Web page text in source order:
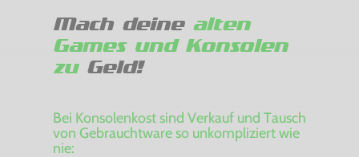
Mach deine alten
Games und Konsolen
zuGeld!
Bei Konsolenkost sind Verkauf und Tausch
von Gebrauchtware so unkompliziert wie
nie: